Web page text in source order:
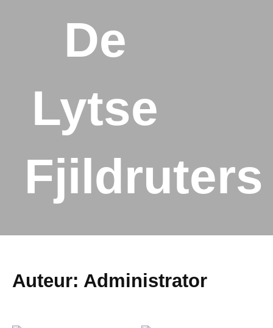
De
Lytse
Fjildruters
Auteur: Administrator